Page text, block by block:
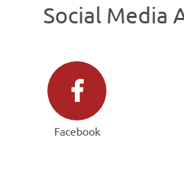
Social Media
Facebook